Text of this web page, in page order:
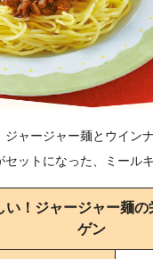
ジャージャー麺とウイン
ットになった、ミールキ
い！ジャージャー麺
ゲン